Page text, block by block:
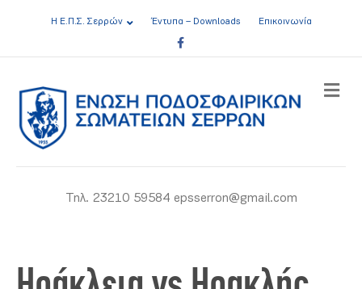
Η Ε.Π.Σ. Σερρών Έντυπα – Downloads
Επικοινωνία
Facebook
Τηλ. 23210 59584 epsserron@gmail.com